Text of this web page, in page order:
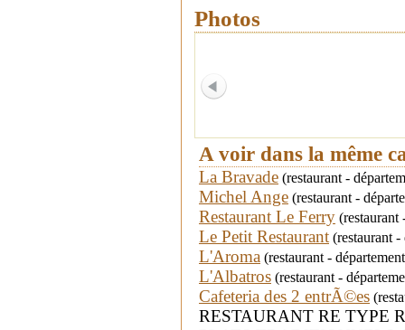
Photos
A voir dans la même
La Bravade (restaurant -
Michel Ange (restaurant -
Restaurant Le Ferry
Le Petit Restaurant (restaurant
L'Aroma (restaurant -
L'Albatros (restaurant -
Cafeteria des 2 entrÃ©es
RESTAURANT RE TYPE